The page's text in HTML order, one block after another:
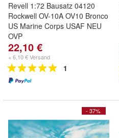
Revell 1:72 Bausatz 04120
Rockwell OV-10A OV10 Bronco
US Marine Corps USAF NEU
OVP
22,10 €
+ 6,10 € Versand
1
- 37%